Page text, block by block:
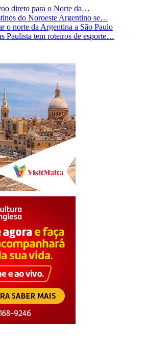
direto para o Norte da…
do Noroeste Argentino se…
o norte da Argentina a São Paulo
Paulista tem roteiros de esporte…